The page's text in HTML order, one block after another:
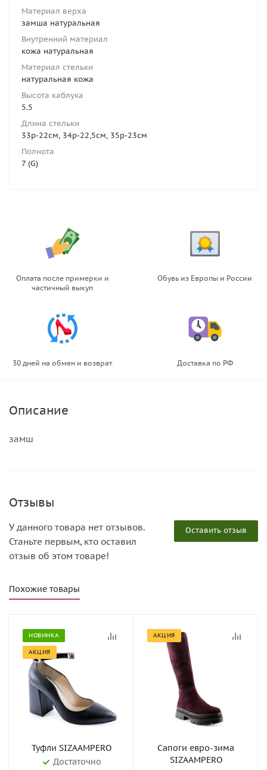
Материал верха
замша натуральная
Внутренний материал
кожа натуральная
Материал стельки
натуральная кожа
Высота каблука
5.5
Длина стельки
33р-22см, 34р-22,5см, 35р-23см
Полнота
7 (G)
Оплата после примерки и
частичный выкуп
Обувь из Европы и России
30 дней на обмен и возврат Доставка по РФ
Описание
замш
Отзывы
Оставить отзыв
У данного товара нет отзывов.
Станьте первым, кто оставил
отзыв об этом товаре!
Похожие товары
НОВИНКА
АКЦИЯ
Туфли SIZAAMPERO
Достаточно
АКЦИЯ
Сапоги евро-зима
SIZAAMPERO